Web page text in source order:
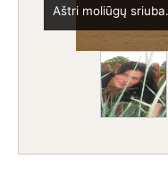
Rita Čiuplienė.